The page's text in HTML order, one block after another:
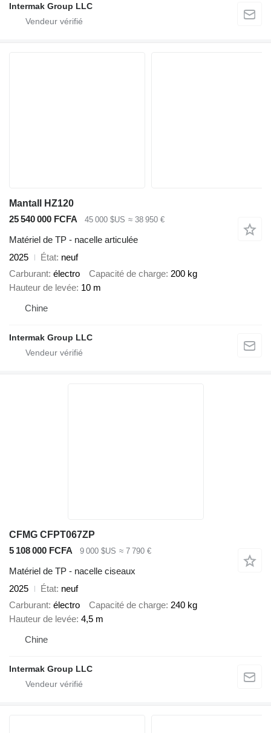
Intermak Group LLC
Mantall HZ120
25 540 000 FCFA
45 000 $US ≈ 38 950 €
Matériel de TP - nacelle articulée
2025
État neuf
Carburant électro Capacité de charge 200 kg
Hauteur de levée 10 m
Chine
Intermak Group LLC
CFMG CFPT067ZP
5 108 000 FCFA
9 000 $US ≈ 7 790 €
Matériel de TP - nacelle ciseaux
2025
État neuf
Carburant électro Capacité de charge 240 kg
Hauteur de levée 4,5 m
Chine
Intermak Group LLC